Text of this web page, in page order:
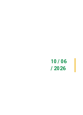
10 / 06
/ 2026